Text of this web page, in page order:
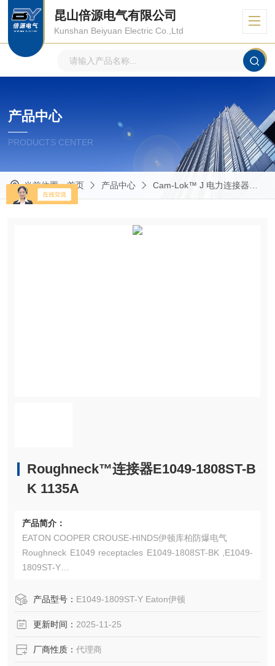
昆山倍源电气有限公司
Kunshan Beiyuan Electric Co.,Ltd
产品中心
PRODUCTS CENTER
当前位置：首页 产品中心 Cam-Lok™ J 电力连接器
Roughneck™连接器E1049-1808ST-B
K 1135A
产品简介：
EATON COOPER CROUSE-HINDS伊顿库柏防爆电气
Roughneck E1049 receptacles E1049-1808ST-BK ,E1049-
1809ST-Y
nuous产品型号： E1049-1809ST-Y Eaton伊顿
更新时间： 2025-11-25
厂商性质： 代理商